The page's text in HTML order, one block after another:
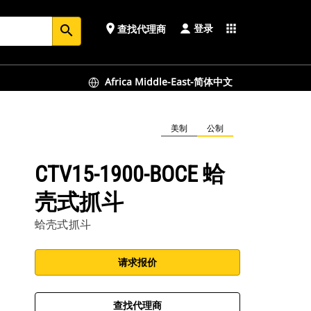
search place 查找代理商 登录 apps
Africa Middle-East-简体中文
美制 公制
CTV15-1900-BOCE 蛤
壳式抓斗
蛤壳式抓斗
请求报价
查找代理商